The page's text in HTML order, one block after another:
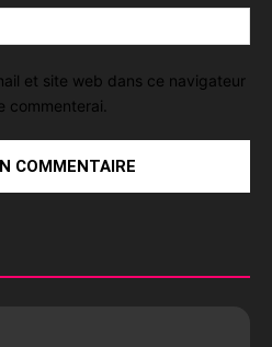
et site web dans ce navigateur
commenterai.